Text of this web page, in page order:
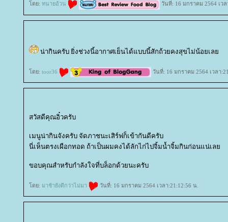
ดย: ทนายอ้วน วันที่: 16 มกราคม 2564 เว
น่ากินครับ ยิ่งช่วงนี้อากาศเย็นได้แบบนี้สักถ้วยคงสุขไม่น้อยเล
ดย: toor36 วันที่: 16 มกราคม 2564 เวลา
สวัสดีคุณอิ๋วครับ
เมนูน่ากินจังครับ จัดภาชนะเสิร์ฟก็เข้ากันดีครับ
นี่เห็นตรงเผือกทอด ถ้าเป็นผมคงได้ลักไก่ไปจิ้มน้ำจิ้มกินก่อนแน่เล
ขอบคุณสำหรับกำลังใจที่บล็อกด้วยนะครับ
ดย: มาช้ายังดีกว่าไม่มา วันที่: 16 มกราคม 2564 เวลา:21:12:56 น.